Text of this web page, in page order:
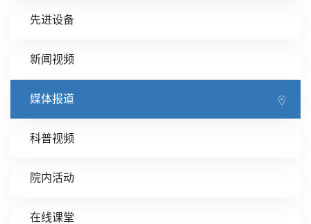
先进设备
新闻视频
媒体报道
科普视频
院内活动
在线课堂